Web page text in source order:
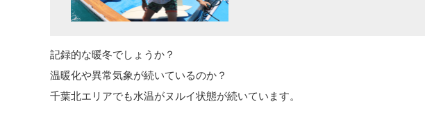
記録的な暖冬でしょうか？
温暖化や異常気象が続いているのか？
千葉北エリアでも水温がヌルイ状態が続いています。